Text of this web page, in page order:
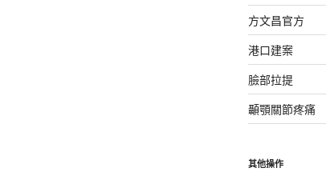
方文昌官方
港口建案
臉部拉提
顳顎關節疼痛
其他操作